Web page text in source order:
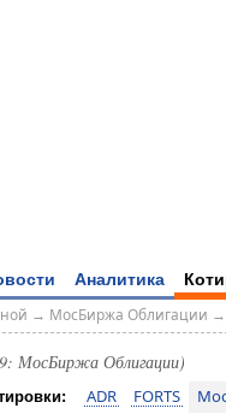
Аналитика
→ МосБиржа Облигации →
МосБиржа Облигации)
ADR FORTS